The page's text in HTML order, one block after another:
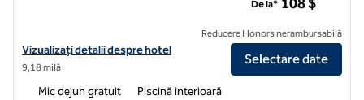
Vizualizați detaliile hotelului Hampton Inn & Suites Downtown St.
Vizualizați detalii despre hotel
9,18 milă
De la* 108 $
Reducere Honors nerambursabilă
Selectare date
Mic dejun gratuit Piscină interioară